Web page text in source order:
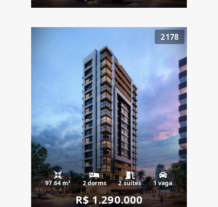
2178
97.64 m² 2 dorms 2 suítes 1 vaga
R$ 1.290.000